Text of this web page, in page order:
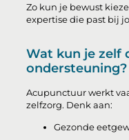
Zo kun je bewust
expertise die past bij
Wat kun je zelf
ondersteuning?
Acupunctuur werkt
zelfzorg. Denk aan:
Gezonde